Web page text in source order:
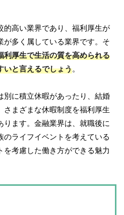
的高い業界であり、福利厚生が
が多く属している業界です。そ
利厚生で生活の質を高められる
いと言えるでしょう。
別に積立休暇があったり、結婚
まざまな休暇制度を福利厚生
ります。金融業界は、就職後に
ライフイベントを考えている
を考慮した働き方ができる魅力